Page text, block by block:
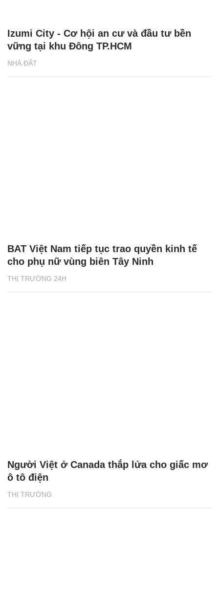
NHÀ ĐẤT
Izumi City - Cơ hội an cư và đầu tư bền
vững tại khu Đông TP.HCM
THỊ TRƯỜNG 24H
BAT Việt Nam tiếp tục trao quyền kinh tế
cho phụ nữ vùng biên Tây Ninh
THỊ TRƯỜNG
Người Việt ở Canada thắp lửa cho giấc mơ
ô tô điện